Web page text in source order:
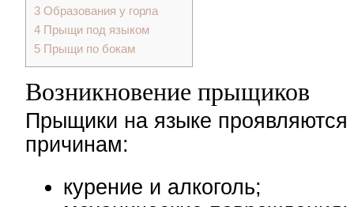
3 Образования у горла
4 Прыщи под языком
5 Прыщи по бокам
Возникновение прыщиков
Прыщики на языке
причинам:
курение и алкоголь;